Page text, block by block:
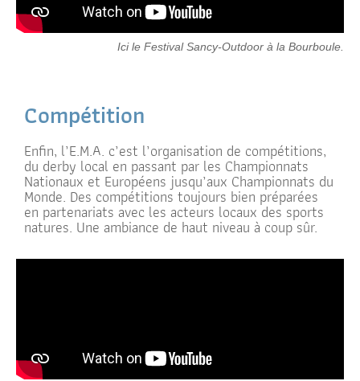
Ici le Festival Sancy-Outdoor à la Bourboule.
Compétition
Enfin, l’E.M.A. c’est l’organisation de compétitions,
du derby local en passant par les Championnats
Nationaux et Européens jusqu’aux Championnats du
Monde. Des compétitions toujours bien préparées
en partenariats avec les acteurs locaux des sports
natures. Une ambiance de haut niveau à coup sûr.